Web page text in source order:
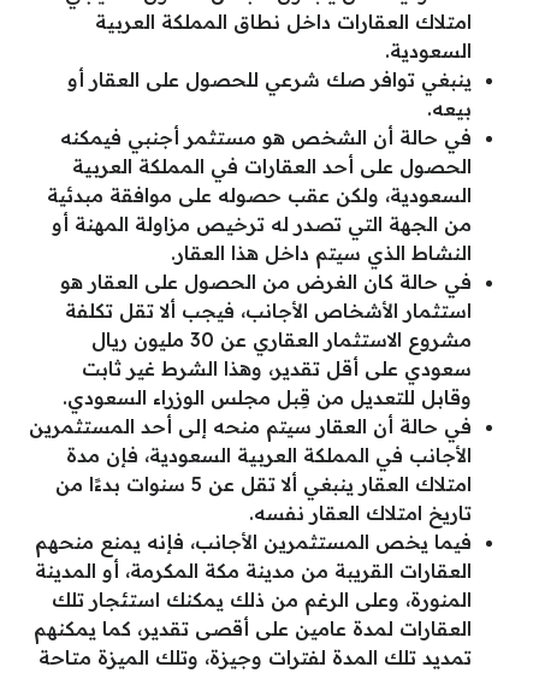
امتلاك العقارات داخل نطاق المملكة العربية
السعودية.
ينبغي توافر صك شرعي للحصول على العقار أو
بيعه.
في حالة أن الشخص هو مستثمر أجنبي فيمكنه
الحصول على أحد العقارات في المملكة العربية
السعودية، ولكن عقب حصوله على موافقة مبدئية
من الجهة التي تصدر له ترخيص مزاولة المهنة أو
النشاط الذي سيتم داخل هذا العقار.
في حالة كان الغرض من الحصول على العقار هو
استثمار الأشخاص الأجانب، فيجب ألا تقل تكلفة
مشروع الاستثمار العقاري عن 30 مليون ريال
سعودي على أقل تقدير، وهذا الشرط غير ثابت
وقابل للتعديل من قِبل مجلس الوزراء السعودي.
في حالة أن العقار سيتم منحه إلى أحد المستثمرين
الأجانب في المملكة العربية السعودية، فإن مدة
امتلاك العقار ينبغي ألا تقل عن 5 سنوات بدءًا من
تاريخ امتلاك العقار نفسه.
فيما يخص المستثمرين الأجانب، فإنه يمنع منحهم
العقارات القريبة من مدينة مكة المكرمة، أو المدينة
المنورة، وعلى الرغم من ذلك يمكنك استئجار تلك
العقارات لمدة عامين على أقصى تقدير، كما يمكنهم
تمديد تلك المدة لفترات وجيزة، وتلك الميزة متاحة